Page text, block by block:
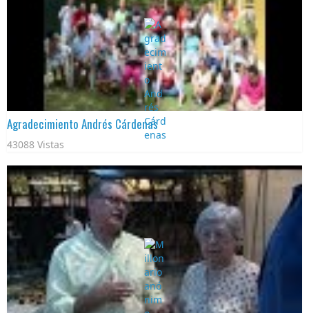
Agradecimiento Andrés Cárdenas
43088 Vistas